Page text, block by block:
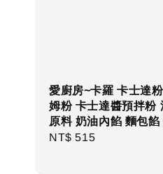
愛廚房~卡羅 卡士達
姆粉 卡士達醬預拌粉
原料 奶油內餡 麵包
Regular
NT$ 515